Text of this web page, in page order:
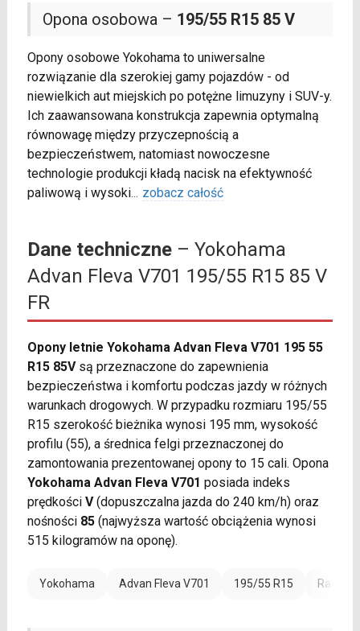
Opona osobowa – 195/55 R15 85 V
Opony osobowe Yokohama to uniwersalne
rozwiązanie dla szerokiej gamy pojazdów - od
niewielkich aut miejskich po potężne limuzyny i SUV-y.
Ich zaawansowana konstrukcja zapewnia optymalną
równowagę między przyczepnością a
bezpieczeństwem, natomiast nowoczesne
technologie produkcji kładą nacisk na efektywność
paliwową i wysoki... zobacz całość
Dane techniczne– Yokohama
Advan Fleva V701 195/55 R15 85 V
FR
Opony letnie Yokohama Advan Fleva V701 195 55
R15 85Vsą przeznaczone do zapewnienia
bezpieczeństwa i komfortu podczas jazdy w różnych
warunkach drogowych. W przypadku rozmiaru 195/55
R15 szerokość bieżnika wynosi 195 mm, wysokość
profilu (55), a średnica felgi przeznaczonej do
zamontowania prezentowanej opony to 15 cali. Opona
Yokohama Advan Fleva V701 posiada indeks
prędkości V(dopuszczalna jazda do 240 km/h) oraz
nośności 85(najwyższa wartość obciążenia wynosi
515 kilogramów na oponę).
Yokohama Advan Fleva V701 195/55 R15 Rant